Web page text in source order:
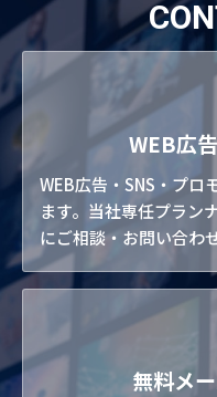
WEB広
WEB広告・SNS・プロ
ます。当社専任プラン
にご相談・お問い合わ
無料メ